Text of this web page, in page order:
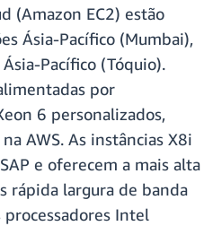
(Amazon EC2) estão
Ásia-Pacífico (Mumbai),
Pacífico (Tóquio).
por
6 personalizados,
AWS. As instâncias X8i
e oferecem a mais alta
rápida largura de banda
Intel